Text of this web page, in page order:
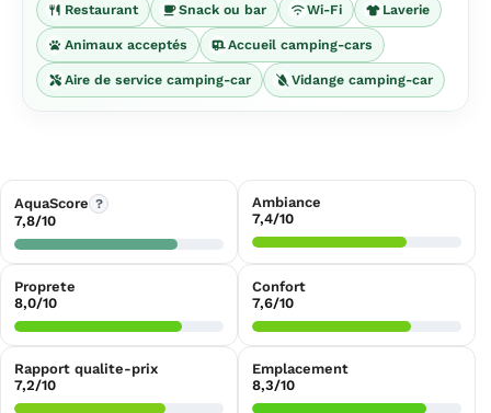
Restaurant Snack ou bar Wi-Fi Laverie
Animaux acceptés Accueil camping-cars
Aire de service camping-car Vidange camping-car
AquaScore ?
7,8/10
Ambiance
7,4/10
Proprete
8,0/10
Confort
7,6/10
Rapport qualite-prix
7,2/10
Emplacement
8,3/10